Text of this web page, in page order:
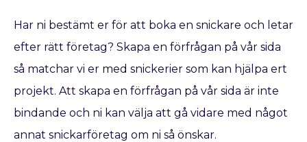
Har ni bestämt er för att boka en snickare och letar
efter rätt företag? Skapa en förfrågan på vår sida
så matchar vi er med snickerier som kan hjälpa ert
projekt. Att skapa en förfrågan på vår sida är inte
bindande och ni kan välja att gå vidare med något
annat snickarföretag om ni så önskar.